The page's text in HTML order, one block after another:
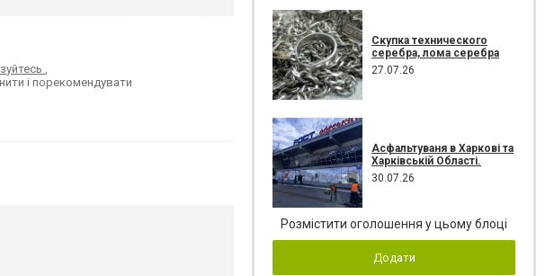
,
і порекомендувати
Скупка технического
серебра, лома серебра
27.07.26
Асфальтуваня в Харкові та
Харківській Області.
30.07.26
Розмістити оголошення у цьому блоці
Додати